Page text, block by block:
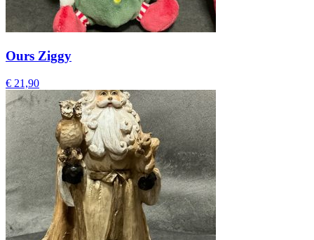
Ours Ziggy
€ 21,90